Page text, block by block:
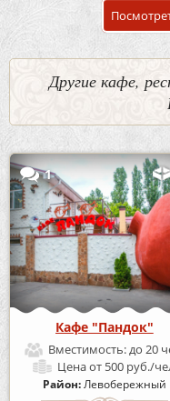
Другие кафе,
1
Кафе "Пандок"
Вместимость:до 20
Ценаот 500 руб./
Район:Левобережный